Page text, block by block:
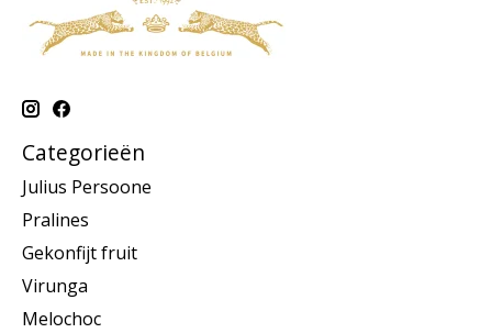
Categorieën
Julius Persoone
Pralines
Gekonfijt fruit
Virunga
Melochoc